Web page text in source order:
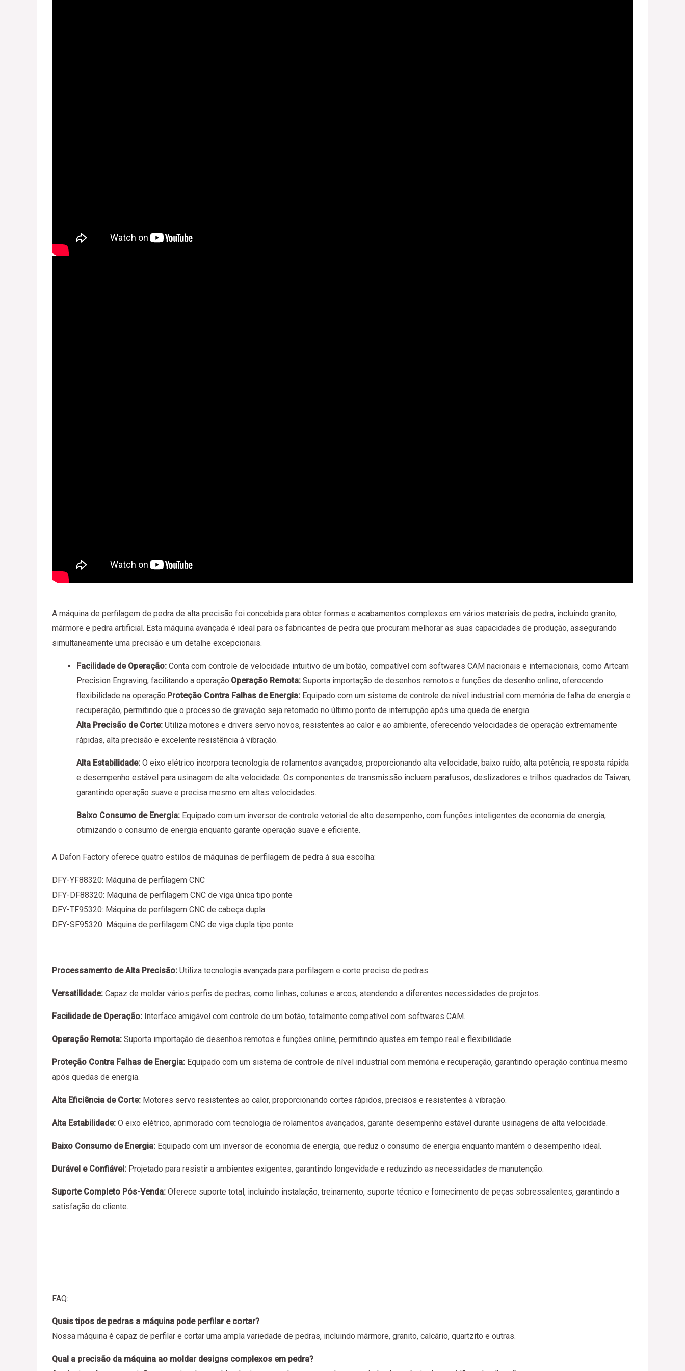
A máquina de perfilagem de pedra de alta precisão foi concebida para obter formas e acabamentos complexos em vários materiais de pedra, incluindo granito,
mármore e pedra artificial. Esta máquina avançada é ideal para os fabricantes de pedra que procuram melhorar as suas capacidades de produção, assegurando
simultaneamente uma precisão e um detalhe excepcionais.
Facilidade de Operação: Conta com controle de velocidade intuitivo de um botão, compatível com softwares CAM nacionais e internacionais, como Artcam
Precision Engraving, facilitando a operação.Operação Remota: Suporta importação de desenhos remotos e funções de desenho online, oferecendo
flexibilidade na operação. Proteção Contra Falhas de Energia: Equipado com um sistema de controle de nível industrial com memória de falha de energia e
recuperação, permitindo que o processo de gravação seja retomado no último ponto de interrupção após uma queda de energia.
Alta Precisão de Corte: Utiliza motores e drivers servo novos, resistentes ao calor e ao ambiente, oferecendo velocidades de operação extremamente
rápidas, alta precisão e excelente resistência à vibração.
Alta Estabilidade: O eixo elétrico incorpora tecnologia de rolamentos avançados, proporcionando alta velocidade, baixo ruído, alta potência, resposta rápida
e desempenho estável para usinagem de alta velocidade. Os componentes de transmissão incluem parafusos, deslizadores e trilhos quadrados de Taiwan,
garantindo operação suave e precisa mesmo em altas velocidades.
Baixo Consumo de Energia: Equipado com um inversor de controle vetorial de alto desempenho, com funções inteligentes de economia de energia,
otimizando o consumo de energia enquanto garante operação suave e eficiente.
A Dafon Factory oferece quatro estilos de máquinas de perfilagem de pedra à sua escolha:
DFY-YF88320: Máquina de perfilagem CNC
DFY-DF88320: Máquina de perfilagem CNC de viga única tipo ponte
DFY-TF95320: Máquina de perfilagem CNC de cabeça dupla
DFY-SF95320: Máquina de perfilagem CNC de viga dupla tipo ponte
Processamento de Alta Precisão: Utiliza tecnologia avançada para perfilagem e corte preciso de pedras.
Versatilidade: Capaz de moldar vários perfis de pedras, como linhas, colunas e arcos, atendendo a diferentes necessidades de projetos.
Facilidade de Operação: Interface amigável com controle de um botão, totalmente compatível com softwares CAM.
Operação Remota: Suporta importação de desenhos remotos e funções online, permitindo ajustes em tempo real e flexibilidade.
Proteção Contra Falhas de Energia: Equipado com um sistema de controle de nível industrial com memória e recuperação, garantindo operação contínua mesmo
após quedas de energia.
Alta Eficiência de Corte: Motores servo resistentes ao calor, proporcionando cortes rápidos, precisos e resistentes à vibração.
Alta Estabilidade: O eixo elétrico, aprimorado com tecnologia de rolamentos avançados, garante desempenho estável durante usinagens de alta velocidade.
Baixo Consumo de Energia: Equipado com um inversor de economia de energia, que reduz o consumo de energia enquanto mantém o desempenho ideal.
Durável e Confiável: Projetado para resistir a ambientes exigentes, garantindo longevidade e reduzindo as necessidades de manutenção.
Suporte Completo Pós-Venda: Oferece suporte total, incluindo instalação, treinamento, suporte técnico e fornecimento de peças sobressalentes, garantindo a
satisfação do cliente.
FAQ:
Quais tipos de pedras a máquina pode perfilar e cortar?
Nossa máquina é capaz de perfilar e cortar uma ampla variedade de pedras, incluindo mármore, granito, calcário, quartzito e outras.
Qual a precisão da máquina ao moldar designs complexos em pedra?